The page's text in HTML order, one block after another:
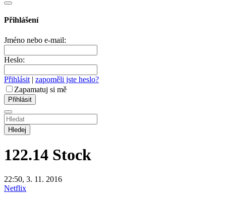
Přihlášení
Jméno nebo e-mail:
Heslo:
Přihlásit | zapoměli jste heslo?
Zapamatuj si mě
Hledej
122.14 Stock
22:50, 3. 11. 2016
Netflix